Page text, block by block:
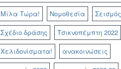
Μίλα Τώρα!
Νομοθεσία
Σεισμός
Σχέδιο δράσης
Τσικνοπέμπτη 2022
Χελιδονίσματα!
ανακοινώσεις